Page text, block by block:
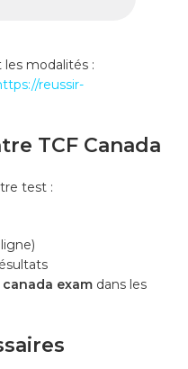
modalités :
reussir-
TCF Canada
test :
exam dans les